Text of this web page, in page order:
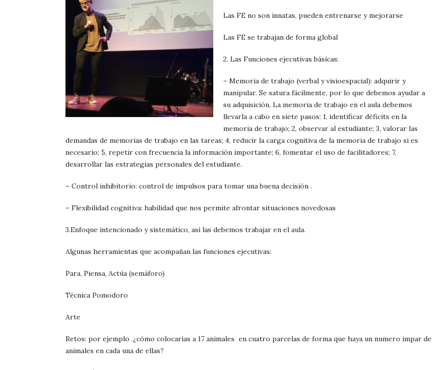
Las FE no son innatas, pueden entrenarse y mejorarse
Las FE se trabajan de forma global
2. Las Funciones ejecutivas básicas:
– Memoria de trabajo (verbal y visioespacial): adquirir y
manipular. Se satura fácilmente, por lo que debemos ayudar a
su adquisición. La memoria de trabajo en el aula debemos
llevarla a cabo en siete pasos: 1, identificar déficits en la
memoria de trabajo; 2, observar al estudiante; 3, valorar las
demandas de memorias de trabajo en las tareas; 4, reducir la carga cognitiva de la memoria de trabajo si es
necesario; 5, repetir con frecuencia la información importante; 6, fomentar el uso de facilitadores; 7,
desarrollar las estrategias personales del estudiante.
– Control inhibitorio: control de impulsos para tomar una buena decisión .
– Flexibilidad cognitiva: habilidad que nos permite afrontar situaciones novedosas
3.Enfoque intencionado y sistemático, así las debemos trabajar en el aula.
Algunas herramientas que acompañan las funciones ejecutivas:
Para, Piensa, Actúa (semáforo)
Técnica Pomodoro
Arte
Retos: por ejemplo .¿cómo colocarías a 17 animales en cuatro parcelas de forma que haya un numero impar de
animales en cada una de ellas?